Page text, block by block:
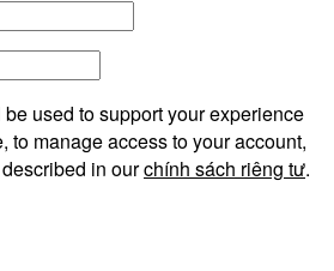
used to support your experience
to manage access to your account,
in ourchính sách riêng tư.